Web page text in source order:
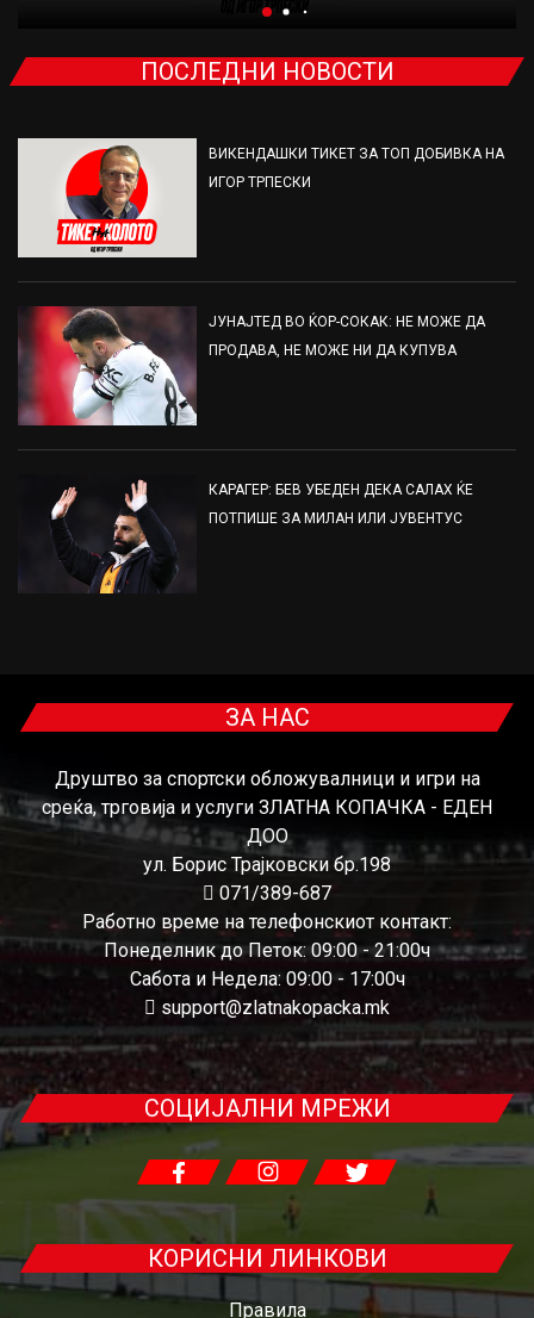
ПОСЛЕДНИ НОВОСТИ
ВИКЕНДАШКИ ТИКЕТ ЗА ТОП ДОБИВКА НА
ИГОР ТРПЕСКИ
ЈУНАЈТЕД ВО ЌОР-СОКАК: НЕ МОЖЕ ДА
ПРОДАВА, НЕ МОЖЕ НИ ДА КУПУВА
КАРАГЕР: БЕВ УБЕДЕН ДЕКА САЛАХ ЌЕ
ПОТПИШЕ ЗА МИЛАН ИЛИ ЈУВЕНТУС
ЗА НАС
Друштво за спортски обложувалници и игри на
среќа, трговија и услуги ЗЛАТНА КОПАЧКА - ЕДЕН
ДОО
ул. Борис Трајковски бр.198
071/389-687
Работно време на телефонскиот контакт:
Понеделник до Петок: 09:00 - 21:00ч
Сабота и Недела: 09:00 - 17:00ч
support@zlatnakopacka.mk
СОЦИЈАЛНИ МРЕЖИ
КОРИСНИ ЛИНКОВИ
Правила